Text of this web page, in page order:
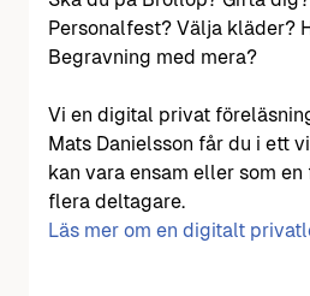
Personalfest? Välja kläder?
Begravning med mera?
Vi en digital privat
Mats Danielsson får du i ett
kan vara ensam eller som
flera deltagare.
Läs mer om en digitalt